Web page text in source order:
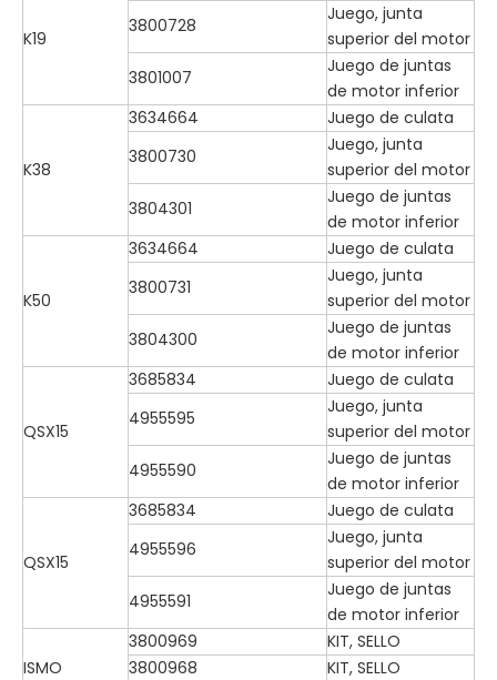
K19
3800728
Juego, junta
superior del motor
3801007
Juego de juntas
de motor inferior
K38
3634664
Juego de culata
3800730
Juego, junta
superior del motor
3804301
Juego de juntas
de motor inferior
K50
3634664
Juego de culata
3800731
Juego, junta
superior del motor
3804300
Juego de juntas
de motor inferior
QSX15
3685834
Juego de culata
4955595
Juego, junta
superior del motor
4955590
Juego de juntas
de motor inferior
QSX15
3685834
Juego de culata
4955596
Juego, junta
superior del motor
4955591
Juego de juntas
de motor inferior
ISMO
3800969
KIT, SELLO
3800968
KIT, SELLO